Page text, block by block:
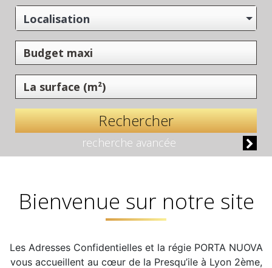
Localisation
Rechercher
recherche avancée
Bienvenue sur notre site
Les Adresses Confidentielles et la régie PORTA NUOVA
vous accueillent au cœur de la Presqu’ile à Lyon 2ème,